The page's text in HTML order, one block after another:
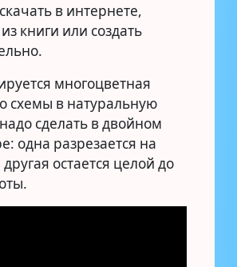
в интернете,
книги или создать
многоцветная
схемы в натуральную
сделать в двойном
одна разрезается на
остается целой до